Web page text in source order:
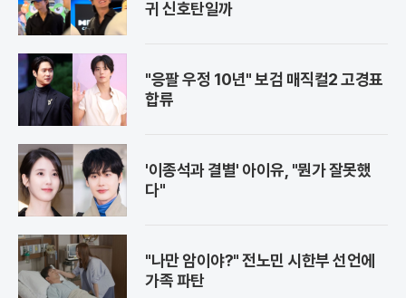
귀 신호탄일까
"응팔 우정 10년" 보검 매직컬2 고경표
합류
'이종석과 결별' 아이유, "뭔가 잘못했
다"
"나만 암이야?" 전노민 시한부 선언에
가족 파탄